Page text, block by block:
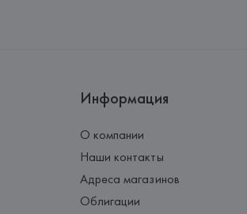
Информация
О компании
Наши контакты
Адреса магазинов
Облигации